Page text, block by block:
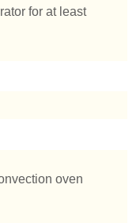
for at least
oven